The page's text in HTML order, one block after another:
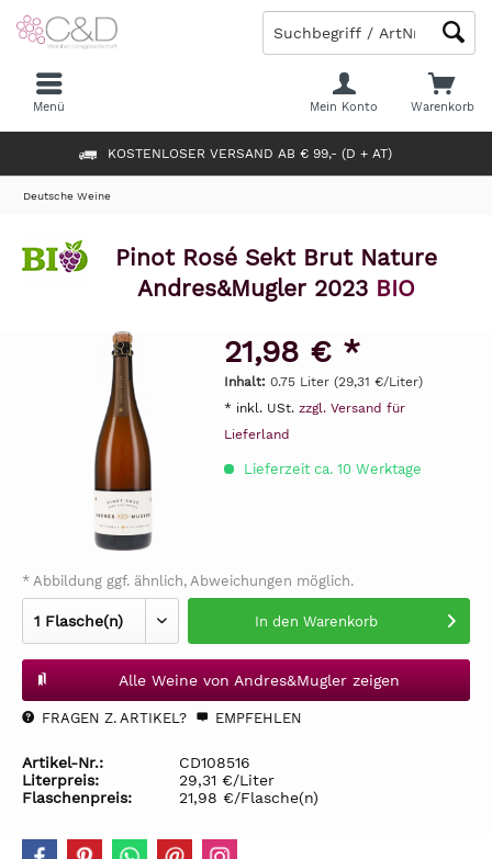
KOSTENLOSER VERSAND AB € 99,- (D + AT)
Warenkorb
Mein Konto
Menü
Deutsche Weine
Pinot Rosé Sekt Brut Nature
Andres&Mugler 2023 BIO
21,98 € *
Inhalt: 0.75 Liter (29,31 €/Liter)
* inkl. USt. zzgl. Versand für
Lieferland
Lieferzeit ca. 10 Werktage
* Abbildung ggf. ähnlich, Abweichungen möglich.
In den Warenkorb
Alle Weine von Andres&Mugler zeigen
FRAGEN Z. ARTIKEL? EMPFEHLEN
Artikel-Nr.:
CD108516
Literpreis:
29,31 €/Liter
Flaschenpreis:
21,98 €/Flasche(n)